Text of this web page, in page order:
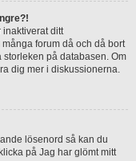
inaktiverat ditt
forum då och då bort
på databasen. Om
dig mer i diskussionerna.
lösenord så kan du
på Jag har glömt mitt